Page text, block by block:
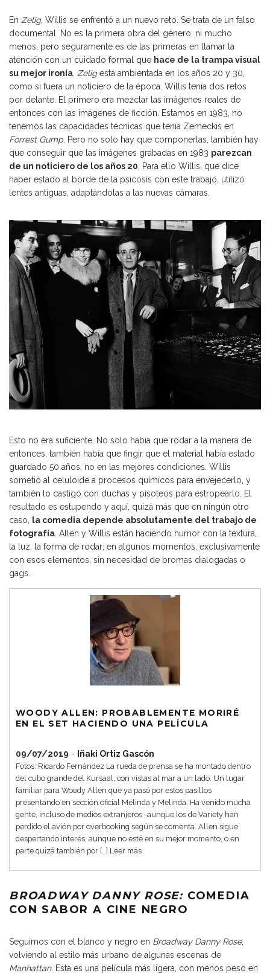
En Zelig, Willis se enfrentó a un nuevo reto. Se trata de un falso
documental. No es la primera obra del género, ni mucho
menos, pero seguramente es de las primeras en llamar la
atención con un cuidado formal que hace de la trampa visual
su mejor ironía. Zeligestá ambientada en los años 20 y 30,
como si fuera un noticiero de la época. Willis tenía dos retos
por delante. El primero era mezclar las imágenes reales de
entonces con las imágenes de ficción. Estamos en 1983, no
tenemos las capacidades técnicas que tenía Zemeckis en
Forrest Gump. Pero no solo hay que componerlas, también hay
que conseguir que las imágenes grabadas en 1983 parezcan
de un noticiero de los años 20. Para ello Willis, que dice
haber estado al borde de la psicosis con este trabajo, utilizó
lentes antiguas, adaptándolas a las nuevas cámaras.
Esto no era suficiente. No solo había que rodar a la manera de
entonces, también había que fingir que el material había estado
guardado 50 años, no en las mejores condiciones. Willis
sometió al celuloide a procesos químicos para envejecerlo, y
también lo castigó con duchas y pisoteos para estropearlo. El
resultado es estupendo y aquí, quizá más que en ningún otro
caso,
la comedia depende absolutamente del trabajo de
fotografía . Allen y Willis están haciendo humor con la textura,
la luz, la forma de rodar; en algunos momentos, exclusivamente
con esos elementos, sin necesidad de bromas dialogadas o
gags.
WOODY ALLEN: PROBABLEMENTE MORIRÉ
EN EL SET HACIENDO UNA PELÍCULA
09/07/2019 - Iñaki Ortiz Gascón
Fotos: Ricardo Fernández La rueda de prensa se ha montado dentro
del cubo grande del Kursaal, con vistas al mar a un lado. Un lugar
familiar para Woody Allen que ya pasó por estos pasillos
presentando en sección oficial Melinda y Melinda. Ha venido mucha
gente, incluso de medios extranjeros -aunque los de Variety han
perdido el avión por overbooking según se comenta. Allen sigue
despertando interés, aunque no esté en su mejor momento, o en
parte quizá también por […] Leer más
BROADWAY DANNY ROSE: COMEDIA
CON SABOR A CINE NEGRO
Seguimos con el blanco y negro en Broadway Danny Rose,
volviendo al estilo más urbano de algunas escenas de
Manhattan. Esta es una película más ligera, con menos peso en